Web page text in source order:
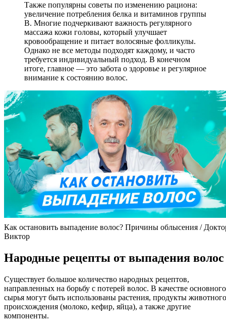
Также популярны советы по изменению рациона:
увеличение потребления белка и витаминов группы
B. Многие подчеркивают важность регулярного
массажа кожи головы, который улучшает
кровообращение и питает волосяные фолликулы.
Однако не все методы подходят каждому, и часто
требуется индивидуальный подход. В конечном
итоге, главное — это забота о здоровье и регулярное
внимание к состоянию волос.
Как остановить выпадение волос? Причины облысения /
Виктор
Народные рецепты от выпадения волос
Существует большое количество народных рецептов,
направленных на борьбу с потерей волос. В качестве основного
сырья могут быть использованы растения, продукты животного
происхождения (молоко, кефир, яйца), а также другие
компоненты.